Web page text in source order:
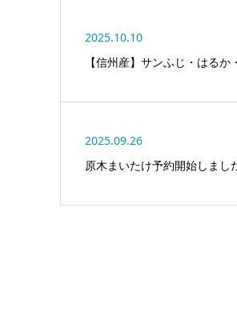
2025.10.10
【信州産】サンふじ・はる
2025.09.26
原木まいたけ予約開始しまし